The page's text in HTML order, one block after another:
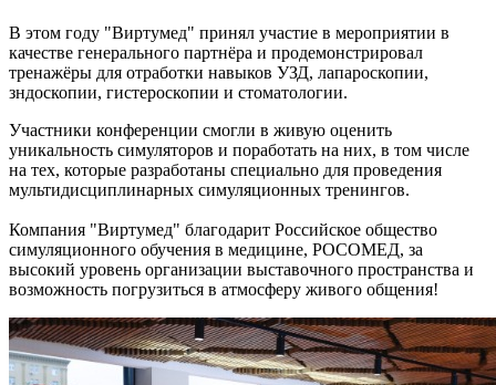
В этом году "Виртумед" принял участие в мероприятии в
качестве генерального партнёра и продемонстрировал
тренажёры для отработки навыков УЗД, лапароскопии,
зндоскопии, гистероскопии и стоматологии.
Участники конференции смогли в живую оценить
уникальность симуляторов и поработать на них, в том числе
на тех, которые разработаны специально для проведения
мультидисциплинарных симуляционных тренингов.
Компания "Виртумед" благодарит Российское общество
симуляционного обучения в медицине, РОСОМЕД, за
высокий уровень организации выставочного пространства и
возможность погрузиться в атмосферу живого общения!